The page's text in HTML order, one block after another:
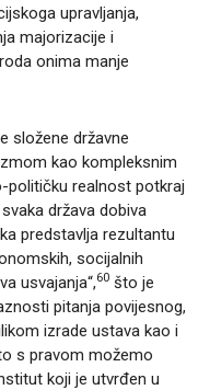
upravljanja,
majorizacije i
onima manje
složene državne
kao kompleksnim
političku realnost potkraj
država dobiva
predstavlja rezultantu
socijalnih
usvajanja“,60 što je
pitanja povijesnog,
izrade ustava kao i
s pravom možemo
koji je utvrđen u